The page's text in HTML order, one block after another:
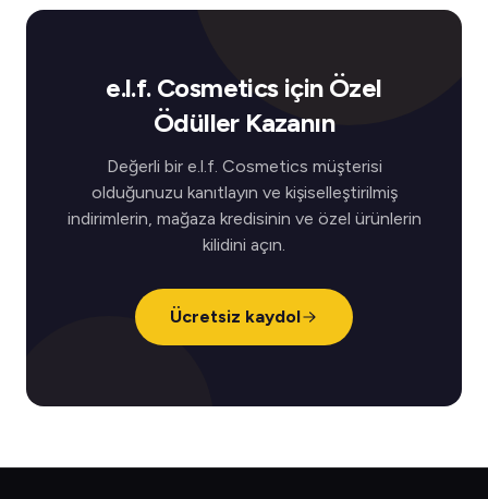
e.l.f. Cosmetics için Özel
Ödüller Kazanın
Değerli bir e.l.f. Cosmetics müşterisi
olduğunuzu kanıtlayın ve kişiselleştirilmiş
indirimlerin, mağaza kredisinin ve özel ürünlerin
kilidini açın.
Ücretsiz kaydol